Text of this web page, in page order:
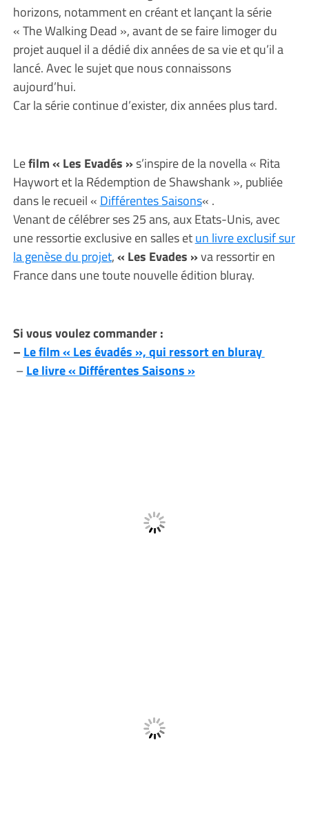
horizons, notamment en créant et lançant la série
« The Walking Dead », avant de se faire limoger du
projet auquel il a dédié dix années de sa vie et qu’il a
lancé. Avec le sujet que nous connaissons
aujourd’hui.
Car la série continue d’exister, dix années plus tard.
Lefilm « Les Evadés »s’inspire de la novella « Rita
Haywort et la Rédemption de Shawshank », publiée
dans le recueil « Différentes Saisons« .
Venant de célébrer ses 25 ans, aux Etats-Unis, avec
une ressortie exclusive en salles etun livre exclusif sur
la genèse du projet,« Les Evades »va ressortir en
France dans une toute nouvelle édition bluray.
Si vous voulez commander :
– Le film « Les évadés », qui ressort en bluray
–Le livre « Différentes Saisons »